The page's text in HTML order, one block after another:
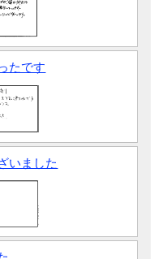
たです
いました